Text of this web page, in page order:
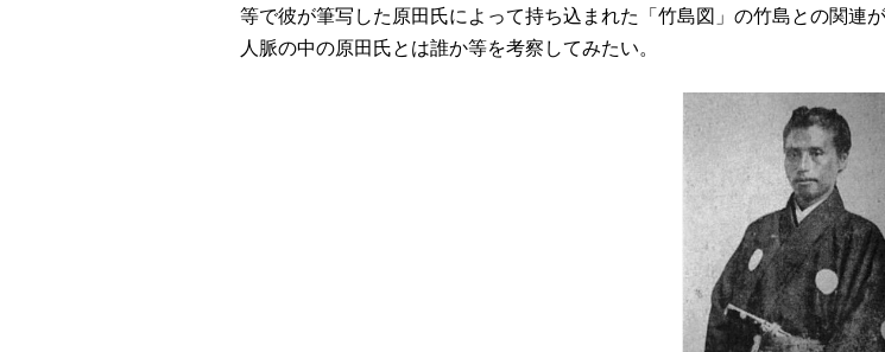
等で彼が筆写した原田氏によって持ち込まれた「竹島図」の竹島との関連
人脈の中の原田氏とは誰か等を考察してみたい。